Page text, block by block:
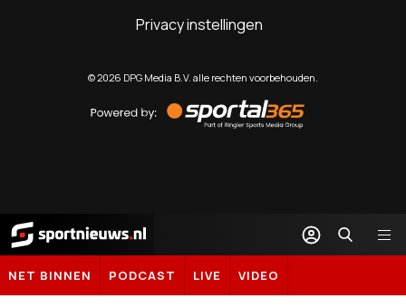
Privacy instellingen
©2026 DPG Media B.V. alle rechten voorbehouden.
by
Sportal365
Sportnieuws.nl
NET BINNEN PODCAST LIVE VIDEO